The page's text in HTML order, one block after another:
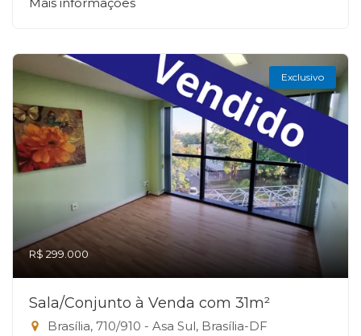
Exclusivo
R$ 299.000
Sala/Conjunto à Venda com 31m²
Brasília, 710/910 - Asa Sul, Brasília-DF